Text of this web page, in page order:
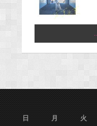
日
月 火